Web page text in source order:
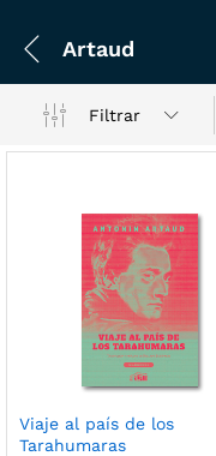
Artaud
Filtrar
Viaje al país de los
Tarahumaras